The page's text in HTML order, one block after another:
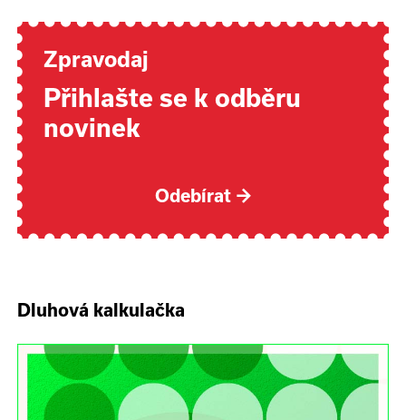
Zpravodaj
Přihlašte se k odběru
novinek
Odebírat →
Dluhová kalkulačka